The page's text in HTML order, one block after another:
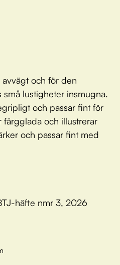
och för den
små lustigheter insmugna.
och passar fint för
och illustrerar
och passar fint med
häfte nmr 3, 2026